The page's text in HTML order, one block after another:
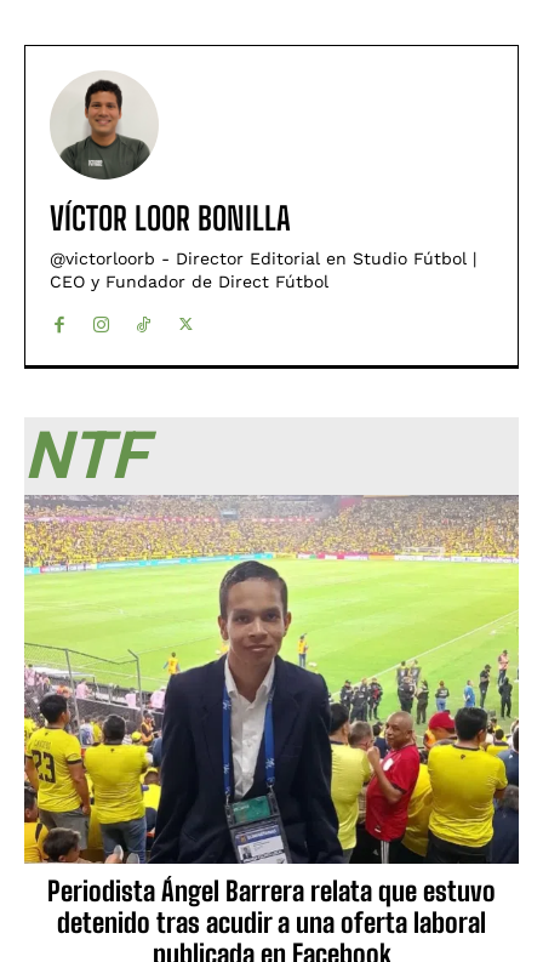
VÍCTOR LOOR BONILLA
@victorloorb - Director Editorial en Studio Fútbol |
CEO y Fundador de Direct Fútbol
NTF
Periodista Ángel Barrera relata que estuvo
detenido tras acudir a una oferta laboral
publicada en Facebook